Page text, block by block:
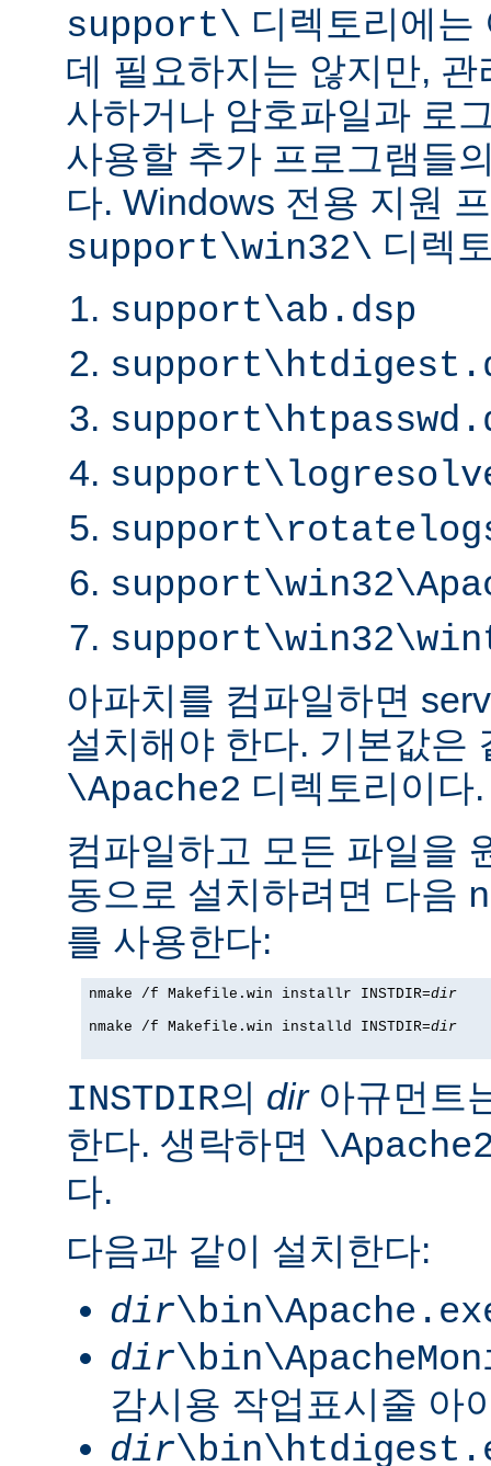
support\ 디렉토리에는
데 필요하지는 않지만,
사하거나 암호파일과 로
사용할 추가 프로그램들
다. Windows 전용 지원
support\win32\ 디렉
support\ab.dsp
아파치를 컴파일하면
설치해야 한다. 기본값은
\Apache2 디렉토리이다.
컴파일하고 모든 파일을
동으로 설치하려면 다음
를 사용한다:
nmake /f Makefile.win installr INSTDIR=dir
nmake /f Makefile.win installd INSTDIR=dir
INSTDIR의 dir아규먼트
한다. 생락하면
다.
다음과 같이 설치한다:
dir
dir
감시용 작업표시줄 아
dir